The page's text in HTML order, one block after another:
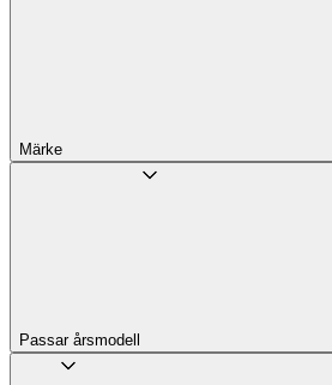
Märke
Passar årsmodell